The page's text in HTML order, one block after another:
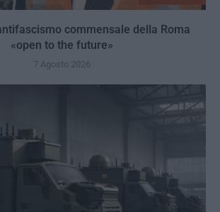
commensale della Roma
«open to the future»
7 Agosto 2026